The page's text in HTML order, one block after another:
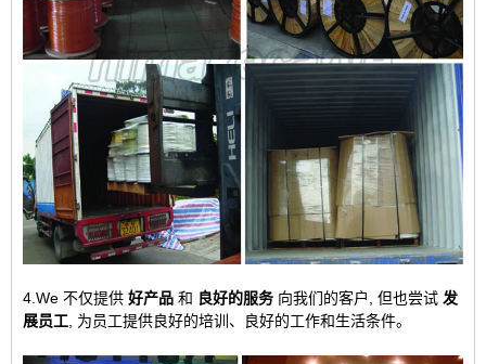
4.We 不仅提供 好产品 和 良好的服务 向我们的客户, 但也尝试 发
展员工 , 为员工提供良好的培训、良好的工作和生活条件。